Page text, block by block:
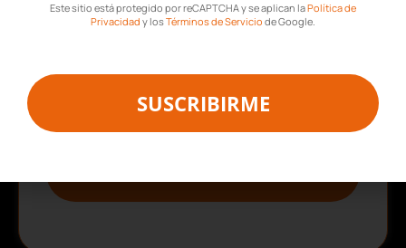
Consulta nuestraPolítica de Privacidad
Este sitio está protegido por reCAPTCHA y se aplican laPolítica de
Este sitio está protegido por reCAPTCHA y se aplican laPolítica de
Privacidad y losTérminos de Servicio de Google.
SUSCRIBIRME